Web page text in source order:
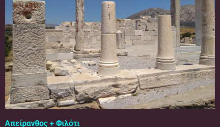
Απείρανθος + Φιλότι